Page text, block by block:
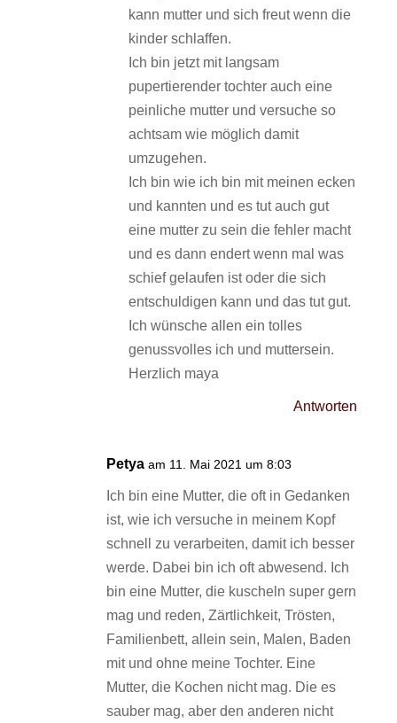
kann mutter und sich freut wenn die
kinder schlaffen.
Ich bin jetzt mit langsam
pupertierender tochter auch eine
peinliche mutter und versuche so
achtsam wie möglich damit
umzugehen.
Ich bin wie ich bin mit meinen ecken
und kannten und es tut auch gut
eine mutter zu sein die fehler macht
und es dann endert wenn mal was
schief gelaufen ist oder die sich
entschuldigen kann und das tut gut.
Ich wünsche allen ein tolles
genussvolles ich und muttersein.
Herzlich maya
Antworten
Petya am 11. Mai 2021 um 8:03
Ich bin eine Mutter, die oft in Gedanken
ist, wie ich versuche in meinem Kopf
schnell zu verarbeiten, damit ich besser
werde. Dabei bin ich oft abwesend. Ich
bin eine Mutter, die kuscheln super gern
mag und reden, Zärtlichkeit, Trösten,
Familienbett, allein sein, Malen, Baden
mit und ohne meine Tochter. Eine
Mutter, die Kochen nicht mag. Die es
sauber mag, aber den anderen nicht